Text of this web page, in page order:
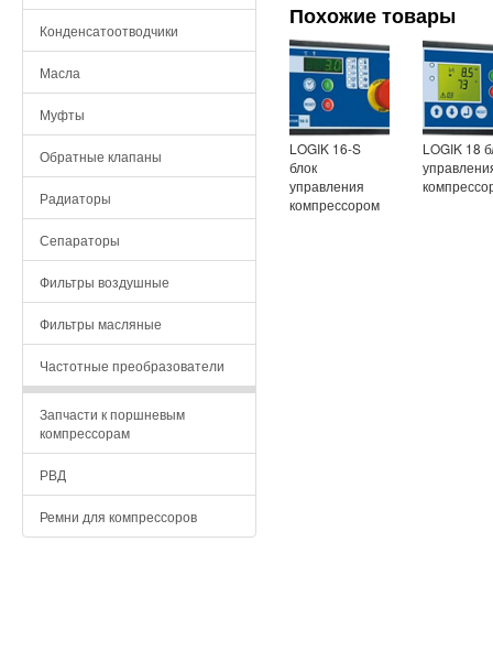
Конденсатоотводчики
Масла
Муфты
Обратные клапаны
Радиаторы
Сепараторы
Фильтры воздушные
Фильтры масляные
Частотные преобразователи
Запчасти к поршневым
компрессорам
РВД
Ремни для компрессоров
Похожие товары
LOGIK 16-S
блок
управления
компрессором
LOGIK 18